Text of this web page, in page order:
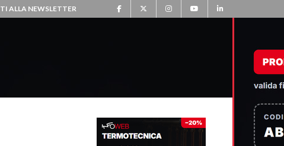
ALLA NEWSLETTER